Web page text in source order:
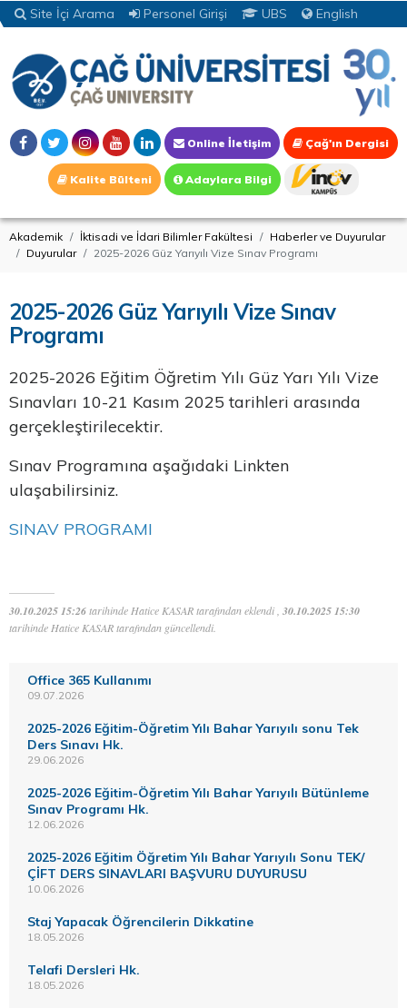
Site İçi Arama Personel Girişi UBS English
Online İletişim Çağ'ın Dergisi
Kalite Bülteni Adaylara Bilgi
Akademik İktisadi ve İdari Bilimler Fakültesi
Haberler ve Duyurular
Duyurular
2025-2026 Güz Yarıyılı Vize Sınav Programı
2025-2026 Güz Yarıyılı Vize Sınav
Programı
2025-2026 Eğitim Öğretim Yılı Güz Yarı Yılı Vize
Sınavları 10-21 Kasım 2025 tarihleri arasında
gerçekleştirilecektir.
Sınav Programına aşağıdaki Linkten
ulaşabilirsiniz.
SINAV PROGRAMI
30.10.2025 15:26tarihinde Hatice KASAR tarafından eklendi , 30.10.2025 15:30
tarihinde Hatice KASAR tarafından güncellendi.
Office 365 Kullanımı
09.07.2026
2025-2026 Eğitim-Öğretim Yılı Bahar Yarıyılı sonu Tek
Ders Sınavı Hk.
29.06.2026
2025-2026 Eğitim-Öğretim Yılı Bahar Yarıyılı Bütünleme
Sınav Programı Hk.
12.06.2026
2025-2026 Eğitim Öğretim Yılı Bahar Yarıyılı Sonu TEK/
ÇİFT DERS SINAVLARI BAŞVURU DUYURUSU
10.06.2026
Staj Yapacak Öğrencilerin Dikkatine
18.05.2026
Telafi Dersleri Hk.
18.05.2026